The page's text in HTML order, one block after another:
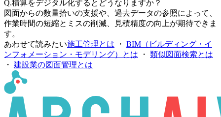
Q.積算をデジタル化するとどうなりますか？
図面からの数量拾いの支援や、過去データの参照によって、
作業時間の短縮とミスの削減、見積精度の向上が期待できま
す。
あわせて読みたい施工管理とは ・ BIM（ビルディング・イ
ンフォメーション・モデリング）とは ・ 類似図面検索とは
・ 建設業の図面管理とは